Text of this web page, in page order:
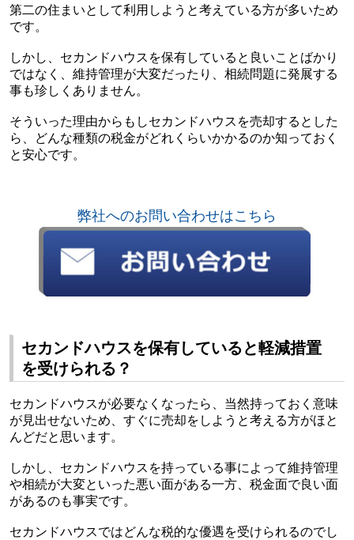
第二の住まいとして利用しようと考えている方が多いため
です。
しかし、セカンドハウスを保有していると良いことばかり
ではなく、維持管理が大変だったり、相続問題に発展する
事も珍しくありません。
そういった理由からもしセカンドハウスを売却するとした
ら、どんな種類の税金がどれくらいかかるのか知っておく
と安心です。
弊社へのお問い合わせはこちら
セカンドハウスを保有していると軽減措置
を受けられる？
セカンドハウスが必要なくなったら、当然持っておく意味
が見出せないため、すぐに売却をしようと考える方がほと
んどだと思います。
しかし、セカンドハウスを持っている事によって維持管理
や相続が大変といった悪い面がある一方、税金面で良い面
があるのも事実です。
セカンドハウスではどんな税的な優遇を受けられるのでし